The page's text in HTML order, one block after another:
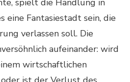
spielt die Handlung in
eine Fantasiestadt sein, die
verlassen soll. Die
aufeinander: wird
wirtschaftlichen